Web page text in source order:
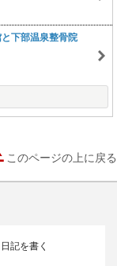
下部温泉整骨院
このページの上に戻る
日記を書く